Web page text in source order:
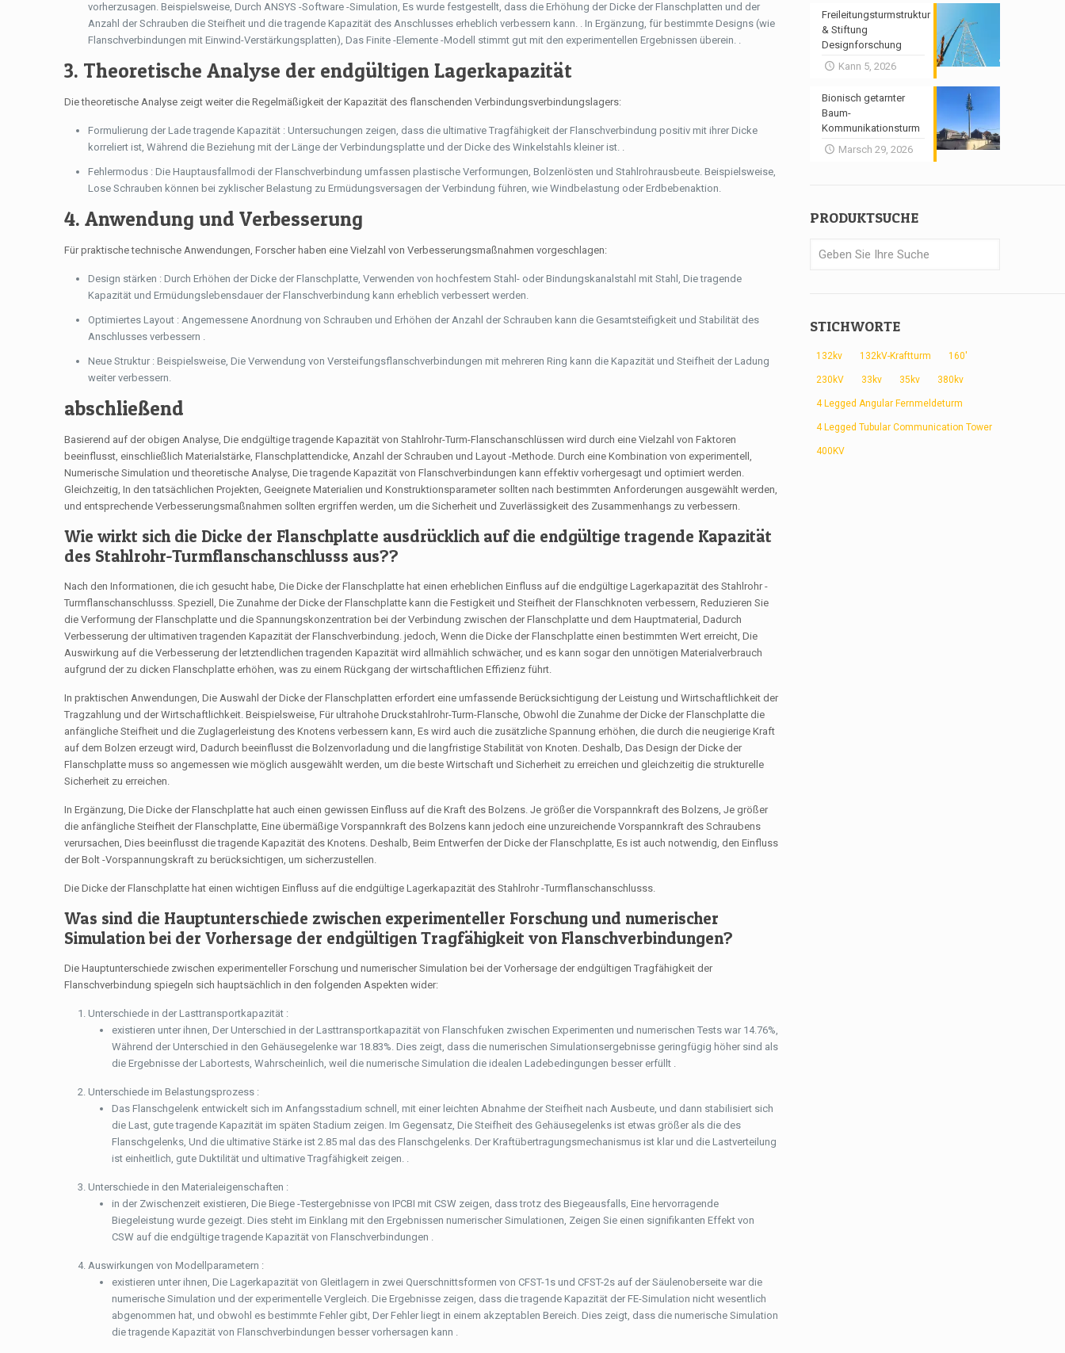
vorherzusagen. Beispielsweise, Durch ANSYS -Software -Simulation, Es wurde festgestellt, dass die Erhöhung der Dicke der Flanschplatten und der
Anzahl der Schrauben die Steifheit und die tragende Kapazität des Anschlusses erheblich verbessern kann. . In Ergänzung, für bestimmte Designs (wie
Flanschverbindungen mit Einwind-Verstärkungsplatten), Das Finite -Elemente -Modell stimmt gut mit den experimentellen Ergebnissen überein. .
3. Theoretische Analyse der endgültigen Lagerkapazität
Die theoretische Analyse zeigt weiter die Regelmäßigkeit der Kapazität des flanschenden Verbindungsverbindungslagers:
Formulierung der Lade tragende Kapazität : Untersuchungen zeigen, dass die ultimative Tragfähigkeit der Flanschverbindung positiv mit ihrer Dicke
korreliert ist, Während die Beziehung mit der Länge der Verbindungsplatte und der Dicke des Winkelstahls kleiner ist. .
Fehlermodus : Die Hauptausfallmodi der Flanschverbindung umfassen plastische Verformungen, Bolzenlösten und Stahlrohrausbeute. Beispielsweise,
Lose Schrauben können bei zyklischer Belastung zu Ermüdungsversagen der Verbindung führen, wie Windbelastung oder Erdbebenaktion.
4. Anwendung und Verbesserung
Für praktische technische Anwendungen, Forscher haben eine Vielzahl von Verbesserungsmaßnahmen vorgeschlagen:
Design stärken : Durch Erhöhen der Dicke der Flanschplatte, Verwenden von hochfestem Stahl- oder Bindungskanalstahl mit Stahl, Die tragende
Kapazität und Ermüdungslebensdauer der Flanschverbindung kann erheblich verbessert werden.
Optimiertes Layout : Angemessene Anordnung von Schrauben und Erhöhen der Anzahl der Schrauben kann die Gesamtsteifigkeit und Stabilität des
Anschlusses verbessern .
Neue Struktur : Beispielsweise, Die Verwendung von Versteifungsflanschverbindungen mit mehreren Ring kann die Kapazität und Steifheit der Ladung
weiter verbessern.
abschließend
Basierend auf der obigen Analyse, Die endgültige tragende Kapazität von Stahlrohr-Turm-Flanschanschlüssen wird durch eine Vielzahl von Faktoren
beeinflusst, einschließlich Materialstärke, Flanschplattendicke, Anzahl der Schrauben und Layout -Methode. Durch eine Kombination von experimentell,
Numerische Simulation und theoretische Analyse, Die tragende Kapazität von Flanschverbindungen kann effektiv vorhergesagt und optimiert werden.
Gleichzeitig, In den tatsächlichen Projekten, Geeignete Materialien und Konstruktionsparameter sollten nach bestimmten Anforderungen ausgewählt werden,
und entsprechende Verbesserungsmaßnahmen sollten ergriffen werden, um die Sicherheit und Zuverlässigkeit des Zusammenhangs zu verbessern.
Wie wirkt sich die Dicke der Flanschplatte ausdrücklich auf die endgültige tragende Kapazität
des Stahlrohr-Turmflanschanschlusss aus??
Nach den Informationen, die ich gesucht habe, Die Dicke der Flanschplatte hat einen erheblichen Einfluss auf die endgültige Lagerkapazität des Stahlrohr -
Turmflanschanschlusss. Speziell, Die Zunahme der Dicke der Flanschplatte kann die Festigkeit und Steifheit der Flanschknoten verbessern, Reduzieren Sie
die Verformung der Flanschplatte und die Spannungskonzentration bei der Verbindung zwischen der Flanschplatte und dem Hauptmaterial, Dadurch
Verbesserung der ultimativen tragenden Kapazität der Flanschverbindung. jedoch, Wenn die Dicke der Flanschplatte einen bestimmten Wert erreicht, Die
Auswirkung auf die Verbesserung der letztendlichen tragenden Kapazität wird allmählich schwächer, und es kann sogar den unnötigen Materialverbrauch
aufgrund der zu dicken Flanschplatte erhöhen, was zu einem Rückgang der wirtschaftlichen Effizienz führt.
In praktischen Anwendungen, Die Auswahl der Dicke der Flanschplatten erfordert eine umfassende Berücksichtigung der Leistung und Wirtschaftlichkeit der
Tragzahlung und der Wirtschaftlichkeit. Beispielsweise, Für ultrahohe Druckstahlrohr-Turm-Flansche, Obwohl die Zunahme der Dicke der Flanschplatte die
anfängliche Steifheit und die Zuglagerleistung des Knotens verbessern kann, Es wird auch die zusätzliche Spannung erhöhen, die durch die neugierige Kraft
auf dem Bolzen erzeugt wird, Dadurch beeinflusst die Bolzenvorladung und die langfristige Stabilität von Knoten. Deshalb, Das Design der Dicke der
Flanschplatte muss so angemessen wie möglich ausgewählt werden, um die beste Wirtschaft und Sicherheit zu erreichen und gleichzeitig die strukturelle
Sicherheit zu erreichen.
In Ergänzung, Die Dicke der Flanschplatte hat auch einen gewissen Einfluss auf die Kraft des Bolzens. Je größer die Vorspannkraft des Bolzens, Je größer
die anfängliche Steifheit der Flanschplatte, Eine übermäßige Vorspannkraft des Bolzens kann jedoch eine unzureichende Vorspannkraft des Schraubens
verursachen, Dies beeinflusst die tragende Kapazität des Knotens. Deshalb, Beim Entwerfen der Dicke der Flanschplatte, Es ist auch notwendig, den Einfluss
der Bolt -Vorspannungskraft zu berücksichtigen, um sicherzustellen.
Die Dicke der Flanschplatte hat einen wichtigen Einfluss auf die endgültige Lagerkapazität des Stahlrohr -Turmflanschanschlusss.
Was sind die Hauptunterschiede zwischen experimenteller Forschung und numerischer
Simulation bei der Vorhersage der endgültigen Tragfähigkeit von Flanschverbindungen?
Die Hauptunterschiede zwischen experimenteller Forschung und numerischer Simulation bei der Vorhersage der endgültigen Tragfähigkeit der
Flanschverbindung spiegeln sich hauptsächlich in den folgenden Aspekten wider:
Unterschiede in der Lasttransportkapazität :
existieren unter ihnen, Der Unterschied in der Lasttransportkapazität von Flanschfuken zwischen Experimenten und numerischen Tests war 14.76%,
Während der Unterschied in den Gehäusegelenke war 18.83%. Dies zeigt, dass die numerischen Simulationsergebnisse geringfügig höher sind als
die Ergebnisse der Labortests, Wahrscheinlich, weil die numerische Simulation die idealen Ladebedingungen besser erfüllt .
Unterschiede im Belastungsprozess :
Das Flanschgelenk entwickelt sich im Anfangsstadium schnell, mit einer leichten Abnahme der Steifheit nach Ausbeute, und dann stabilisiert sich
die Last, gute tragende Kapazität im späten Stadium zeigen. Im Gegensatz, Die Steifheit des Gehäusegelenks ist etwas größer als die des
Flanschgelenks, Und die ultimative Stärke ist 2.85 mal das des Flanschgelenks. Der Kraftübertragungsmechanismus ist klar und die Lastverteilung
ist einheitlich, gute Duktilität und ultimative Tragfähigkeit zeigen. .
Unterschiede in den Materialeigenschaften :
in der Zwischenzeit existieren, Die Biege -Testergebnisse von IPCBI mit CSW zeigen, dass trotz des Biegeausfalls, Eine hervorragende
Biegeleistung wurde gezeigt. Dies steht im Einklang mit den Ergebnissen numerischer Simulationen, Zeigen Sie einen signifikanten Effekt von
CSW auf die endgültige tragende Kapazität von Flanschverbindungen .
Auswirkungen von Modellparametern :
existieren unter ihnen, Die Lagerkapazität von Gleitlagern in zwei Querschnittsformen von CFST-1s und CFST-2s auf der Säulenoberseite war die
numerische Simulation und der experimentelle Vergleich. Die Ergebnisse zeigen, dass die tragende Kapazität der FE-Simulation nicht wesentlich
abgenommen hat, und obwohl es bestimmte Fehler gibt, Der Fehler liegt in einem akzeptablen Bereich. Dies zeigt, dass die numerische Simulation
die tragende Kapazität von Flanschverbindungen besser vorhersagen kann .
Freileitungsturmstruktur
& Stiftung
Designforschung
Kann 5, 2026
Bionisch getarnter
Baum-
Kommunikationsturm
Marsch 29, 2026
PRODUKTSUCHE
STICHWORTE
132kv 132kV-Kraftturm 160'
230kV 33kv 35kv 380kv
4 Legged Angular Fernmeldeturm
4 Legged Tubular Communication Tower
400KV